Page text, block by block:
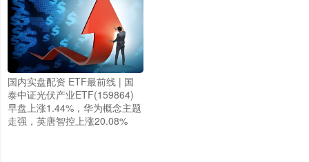
国内实盘配资 ETF最前线 | 国
泰中证光伏产业ETF(159864)
早盘上涨1.44%，华为概念主题
走强，英唐智控上涨20.08%